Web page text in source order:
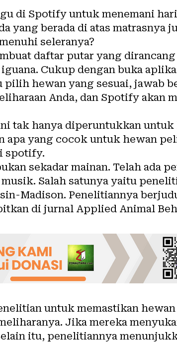
di Spotify untuk menemani
yang berada di atas matrasnya
seleranya?
daftar putar yang
Cukup dengan buka
pilih hewan yang sesuai, jawab
Anda, dan Spotify akan
tak hanya diperuntukkan untuk
apa yang cocok untuk hewan
spotify.
sekadar mainan. Telah ada
musik. Salah satunya yaitu
Madison. Penelitiannya
di jurnal Applied Animal
untuk memastikan
Jika mereka
itu, penelitiannya